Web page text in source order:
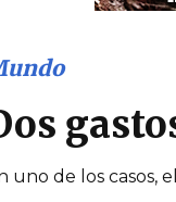
uno de los casos,